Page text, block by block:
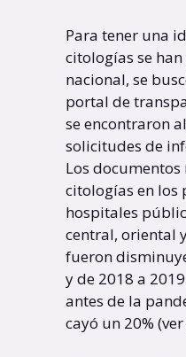
Para tener una
citologías se
nacional, se
portal de
se encontraron
solicitudes de
Los
citologías en los
hospitales
central, oriental
fueron
y de 2018 a
antes de la
cayó un 20%